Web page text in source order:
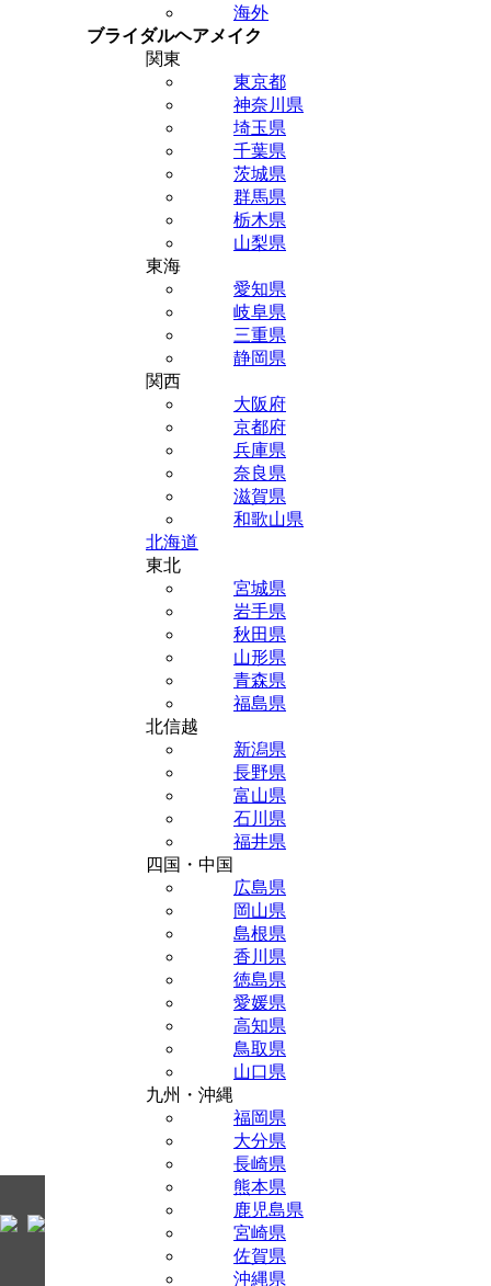
海外
ブライダルヘアメイク
関東
東京都
神奈川県
埼玉県
千葉県
茨城県
群馬県
栃木県
山梨県
東海
愛知県
岐阜県
三重県
静岡県
関西
大阪府
京都府
兵庫県
奈良県
滋賀県
和歌山県
北海道
東北
宮城県
岩手県
秋田県
山形県
青森県
福島県
北信越
新潟県
長野県
富山県
石川県
福井県
四国・中国
広島県
岡山県
島根県
香川県
徳島県
愛媛県
高知県
鳥取県
山口県
九州・沖縄
福岡県
大分県
長崎県
熊本県
鹿児島県
宮崎県
佐賀県
沖縄県